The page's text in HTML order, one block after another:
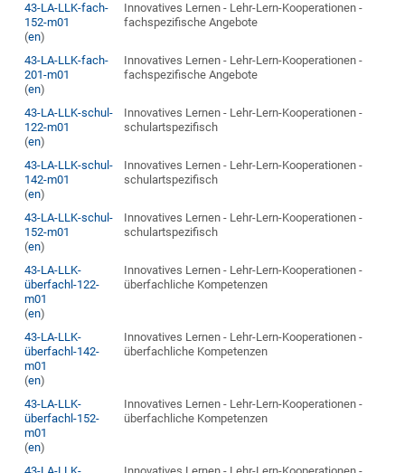
43-LA-LLK-fach-
152-m01
(en)
Innovatives Lernen - Lehr-Lern-Kooperationen -
fachspezifische Angebote
43-LA-LLK-fach-
201-m01
(en)
Innovatives Lernen - Lehr-Lern-Kooperationen -
fachspezifische Angebote
43-LA-LLK-schul-
122-m01
(en)
Innovatives Lernen - Lehr-Lern-Kooperationen -
schulartspezifisch
43-LA-LLK-schul-
142-m01
(en)
Innovatives Lernen - Lehr-Lern-Kooperationen -
schulartspezifisch
43-LA-LLK-schul-
152-m01
(en)
Innovatives Lernen - Lehr-Lern-Kooperationen -
schulartspezifisch
43-LA-LLK-
überfachl-122-
m01
(en)
Innovatives Lernen - Lehr-Lern-Kooperationen -
überfachliche Kompetenzen
43-LA-LLK-
überfachl-142-
m01
(en)
Innovatives Lernen - Lehr-Lern-Kooperationen -
überfachliche Kompetenzen
43-LA-LLK-
überfachl-152-
m01
(en)
Innovatives Lernen - Lehr-Lern-Kooperationen -
überfachliche Kompetenzen